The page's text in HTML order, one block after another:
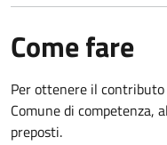
Come fare
Per ottenere il
Comune di competenza,
preposti.